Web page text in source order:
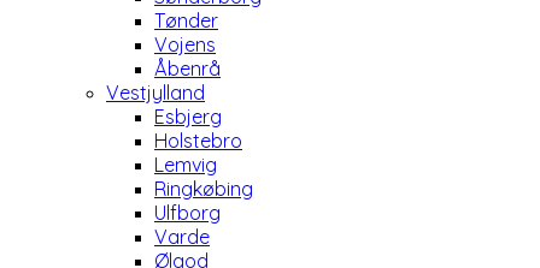
Tønder
Vojens
Åbenrå
Vestjylland
Esbjerg
Holstebro
Lemvig
Ringkøbing
Ulfborg
Varde
Ølgod